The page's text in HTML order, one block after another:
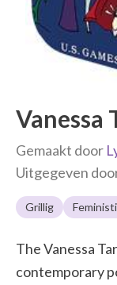
Vanessa
Gemaakt door
Uitgegeven
Grillig
The Vanessa
contemporary